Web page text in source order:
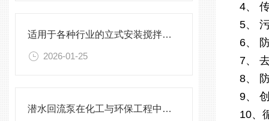
适用于各种行业的立式安装搅拌机选型指南
2026-01-25
潜水回流泵在化工与环保工程中的关键作用
4、
5、
6、
7、
8、
9、
10、